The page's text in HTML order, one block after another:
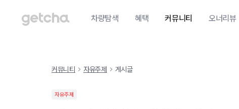
차량탐색 혜택 커뮤니티 오너리뷰
커뮤니티 자유주제 게시글
자유주제